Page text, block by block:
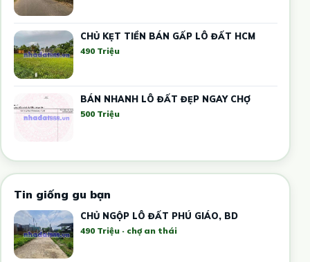
CHỦ KẸT TIỀN BÁN GẤP LÔ ĐẤT HCM
490 Triệu
BÁN NHANH LÔ ĐẤT ĐẸP NGAY CHỢ
500 Triệu
Tin giống gu bạn
CHỦ NGỘP LÔ ĐẤT PHÚ GIÁO, BD
490 Triệu · chợ an thái